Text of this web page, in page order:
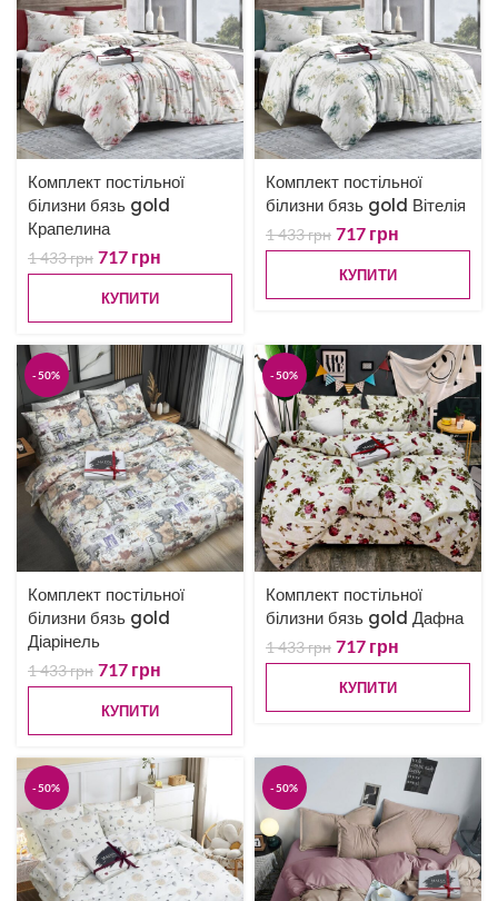
Комплект постільної
білизни бязь gold
Крапелина
1 433грн 717 грн
КУПИТИ
Комплект постільної
білизни бязь gold Вітелія
1 433грн 717 грн
КУПИТИ
-50%
Комплект постільної
білизни бязь gold
Діарінель
1 433грн 717 грн
КУПИТИ
-50%
Комплект постільної
білизни бязь gold Дафна
1 433грн 717 грн
КУПИТИ
-50% -50%